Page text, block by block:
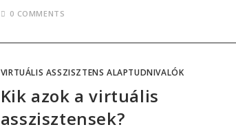
0 COMMENTS
VIRTUÁLIS ASSZISZTENS ALAPTUDNIVALÓK
Kik azok a virtuális
asszisztensek?